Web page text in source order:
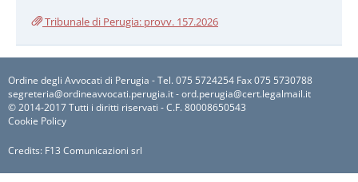
Tribunale di Perugia: provv. 157.2026
Ordine degli Avvocati di Perugia - Tel. 075 5724254 Fax 075 5730788
segreteria@ordineavvocati.perugia.it - ord.perugia@cert.legalmail.it
© 2014-2017 Tutti i diritti riservati - C.F. 80008650543
Cookie Policy
Credits: F13 Comunicazioni srl